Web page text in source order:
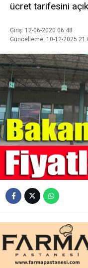
ücret tarifesini
Giriş: 12-06-2020 06:48
Güncelleme: 10-12-2025